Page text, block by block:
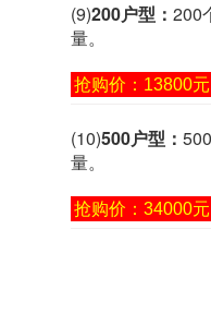
(9)200户型： 200
量。
抢购价：13800元
(10)500户型：
量。
抢购价：34000元